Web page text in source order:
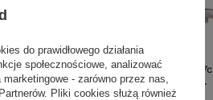
|
Guma Abu Garcia McPike
UV Black Back Shad | 2 szt.
do prawidłowego działania
społecznościowe, analizować
- zarówno przez nas,
Pliki cookies służą również